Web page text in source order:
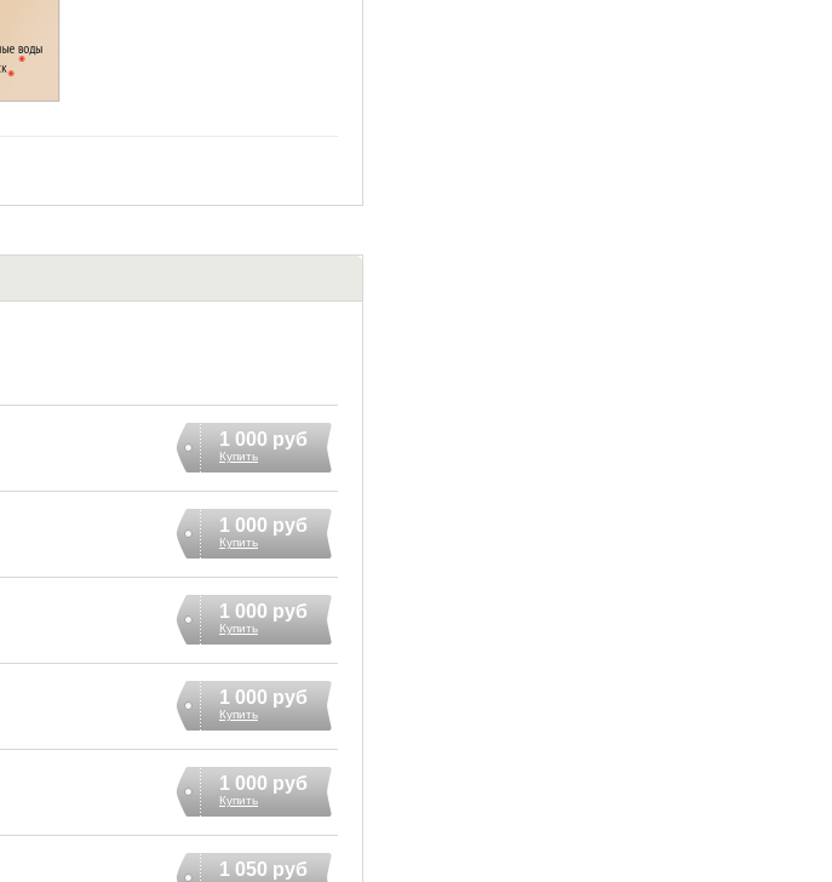
1 000 руб
Купить
1 000 руб
Купить
1 000 руб
Купить
1 000 руб
Купить
1 000 руб
Купить
1 050 руб